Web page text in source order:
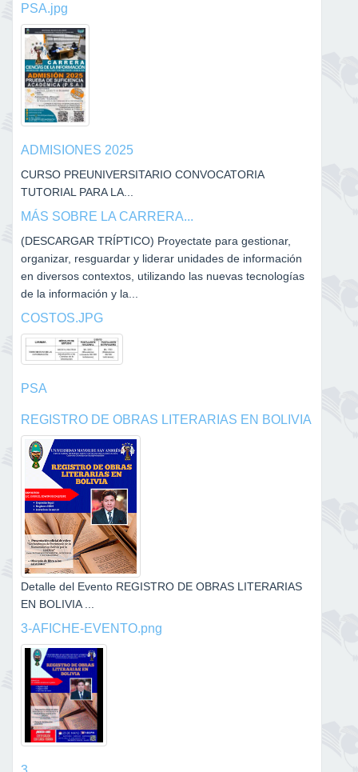
PSA.jpg
ADMISIONES 2025
CURSO PREUNIVERSITARIO CONVOCATORIA
TUTORIAL PARA LA...
MÁS SOBRE LA CARRERA...
(DESCARGAR TRÍPTICO) Proyectate para gestionar,
organizar, resguardar y liderar unidades de información
en diversos contextos, utilizando las nuevas tecnologías
de la información y la...
COSTOS.JPG
PSA
REGISTRO DE OBRAS LITERARIAS EN BOLIVIA
Detalle del Evento REGISTRO DE OBRAS LITERARIAS
EN BOLIVIA ...
3-AFICHE-EVENTO.png